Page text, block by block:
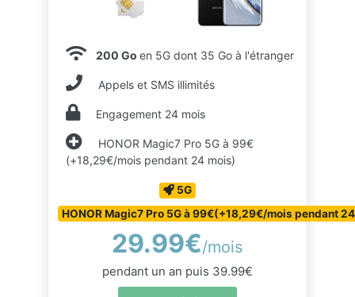
200 Go en 5G dont 35 Go à l'étranger
Appels et SMS illimités
Engagement 24 mois
HONOR Magic7 Pro 5G à 99€
(+18,29€/mois pendant 24 mois)
5G
HONOR Magic7 Pro 5G à 99€(+18,29€/mois pendant
29.99€/mois
pendant un an puis 39.99€